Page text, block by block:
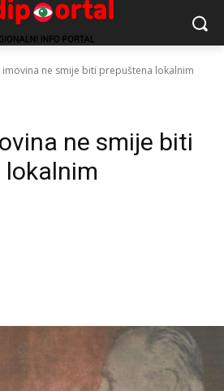
imovina ne smije biti prepuštena lokalnim
ne smije biti
lokalnim